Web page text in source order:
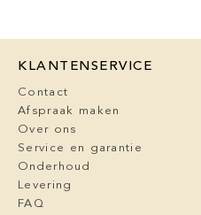
KLANTENSERVICE
Contact
Afspraak maken
Over ons
Service en garantie
Onderhoud
Levering
FAQ